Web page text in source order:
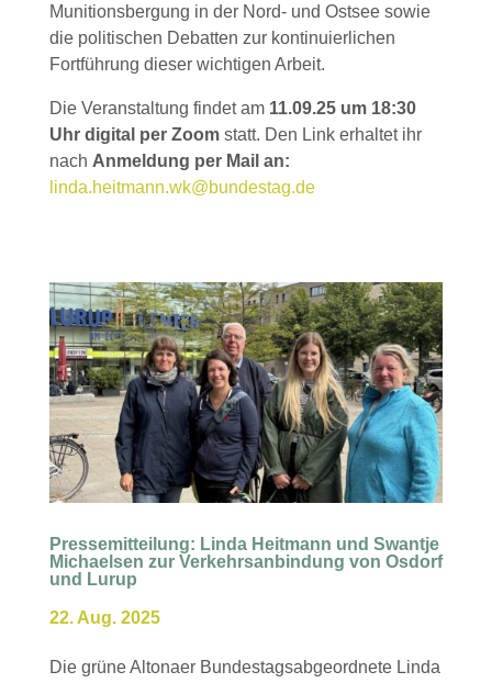
Munitionsbergung in der Nord- und Ostsee sowie
die politischen Debatten zur kontinuierlichen
Fortführung dieser wichtigen Arbeit.
Die Veranstaltung findet am 11.09.25 um 18:30
Uhr digital per Zoomstatt. Den Link erhaltet ihr
nach Anmeldung per Mail an:
linda.heitmann.wk@bundestag.de
Pressemitteilung: Linda Heitmann und Swantje
Michaelsen zur Verkehrsanbindung von Osdorf
und Lurup
22. Aug. 2025
Die grüne Altonaer Bundestagsabgeordnete Linda